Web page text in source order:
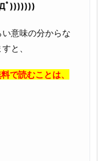
Дﾟ)))))))
意味の分からな
と、
で読むことは、